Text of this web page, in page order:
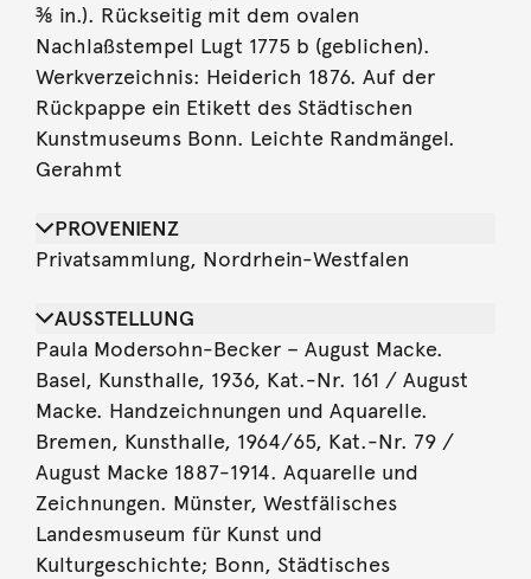
⅜ in.). Rückseitig mit dem ovalen
Nachlaßstempel Lugt 1775 b (geblichen).
Werkverzeichnis: Heiderich 1876. Auf der
Rückpappe ein Etikett des Städtischen
Kunstmuseums Bonn. Leichte Randmängel.
Gerahmt
PROVENIENZ
Privatsammlung, Nordrhein-Westfalen
AUSSTELLUNG
Paula Modersohn-Becker – August Macke.
Basel, Kunsthalle, 1936, Kat.-Nr. 161 / August
Macke. Handzeichnungen und Aquarelle.
Bremen, Kunsthalle, 1964/65, Kat.-Nr. 79 /
August Macke 1887-1914. Aquarelle und
Zeichnungen. Münster, Westfälisches
Landesmuseum für Kunst und
Kulturgeschichte; Bonn, Städtisches